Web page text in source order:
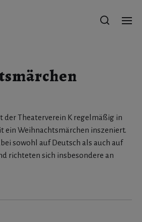
der Theaterverein K regelmäßig in
ein Weihnachtsmärchen inszeniert.
sowohl auf Deutsch als auch auf
richteten sich insbesondere an